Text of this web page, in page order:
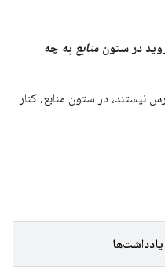
منابع به چه
در ستون منابع، کنار
یادداشت‌ها